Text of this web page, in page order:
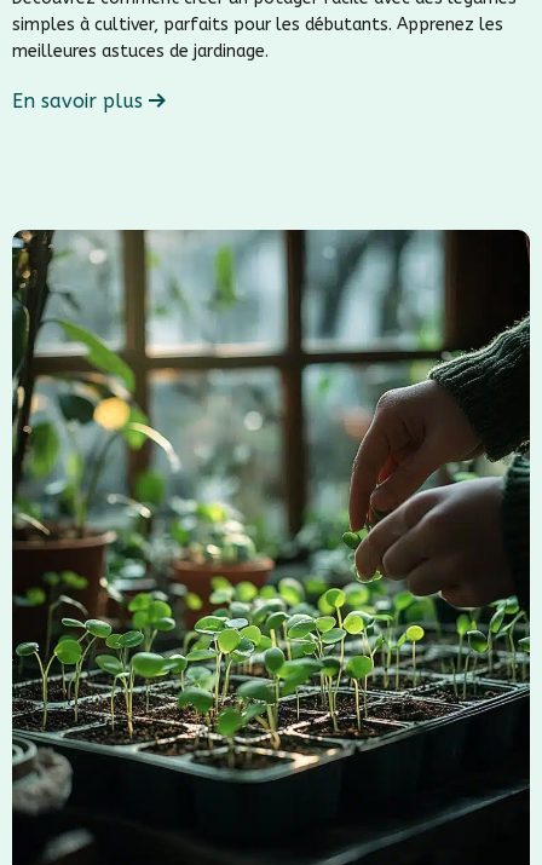
simples à cultiver, parfaits pour les débutants. Apprenez les
meilleures astuces de jardinage.
En savoir plus